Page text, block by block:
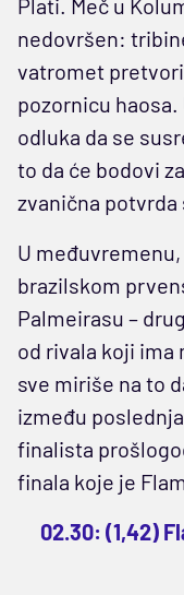
Plati. Meč u
nedovršen:
vatromet
pozornicu haosa.
odluka da se
to da će bodovi
zvanična potvrda
U
brazilskom
Palmeirasu –
od rivala koji ima
sve miriše na to
između
finalista
finala koje je
02.30: (1,42)